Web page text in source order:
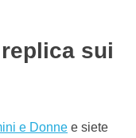
sui
e Donne e siete